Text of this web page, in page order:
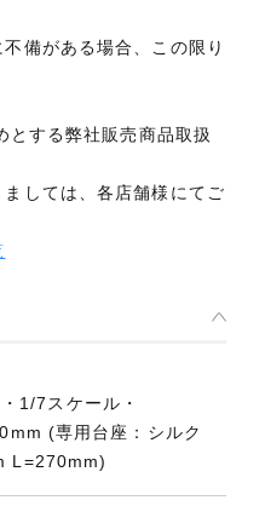
備がある場合、この限り
とする弊社販売商品取扱
しては、各店舗様にてご
1/7スケール・
(専用台座：シルク
L=270mm)